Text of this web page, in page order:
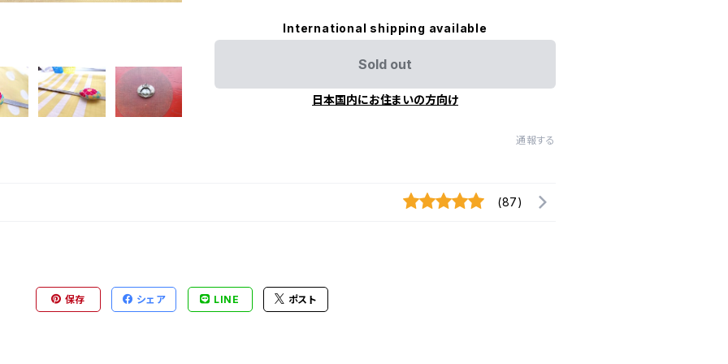
International shipping available
Sold out
日本国内にお住まいの方向け
通報する
(87)
保存 シェア LINE ポスト